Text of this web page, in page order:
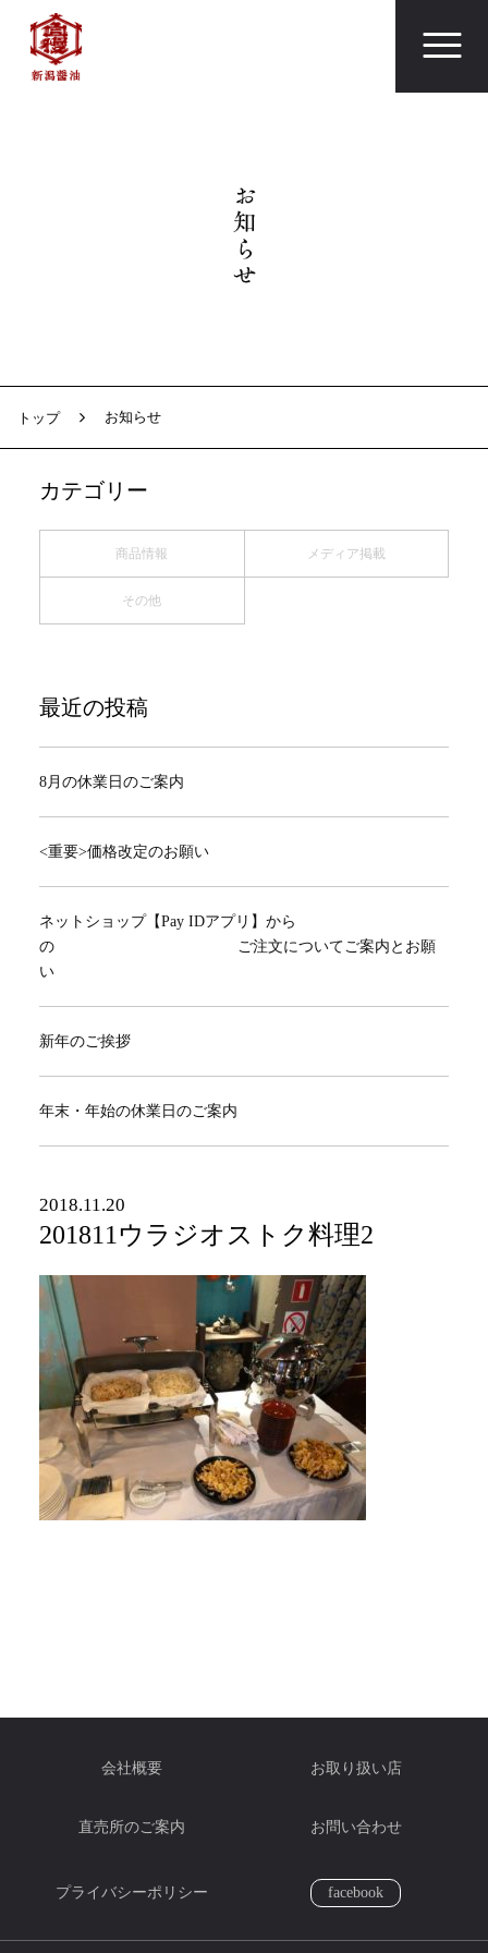
トップ お知らせ
カテゴリー
商品情報 メディア掲載
その他
最近の投稿
8月の休業日のご案内
<重要>価格改定のお願い
ネットショップ【Pay IDアプリ】から
の ご注文についてご案内とお願
い
新年のご挨拶
年末・年始の休業日のご案内
2018.11.20
201811ウラジオストク料理2
会社概要 お取り扱い店
直売所のご案内 お問い合わせ
プライバシーポリシー facebook